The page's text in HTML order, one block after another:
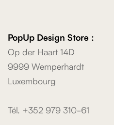
PopUp Design Store :
Op der Haart 14D
9999 Wemperhardt
Luxembourg
Tél. +352 979 310-61